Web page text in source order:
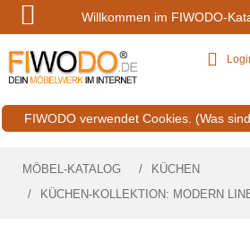
Willkommen im FIWODO-
FIWODO verwendet Cookies. (Was
MÖBEL-KATALOG
KÜCHEN
KÜCHEN-KOLLEKTION: MODERN